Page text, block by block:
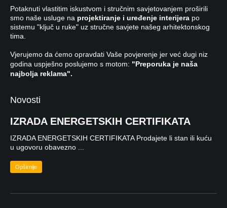
Potaknuti vlastitim iskustvom i stručnim savjetovanjem proširili
smo naše usluge na projektiranje i uređenje interijera po
sistemu "ključ u ruke" uz stručne savjete našeg arhitektonskog
tima.
Vjerujemo da ćemo opravdati Vaše povjerenje jer već dugi niz
godina uspješno poslujemo s motom: "Preporuka je naša
najbolja reklama".
Novosti
IZRADA ENERGETSKIH CERTIFIKATA
IZRADA ENERGETSKIH CERTIFIKATA Prodajete li stan ili kuću
u ugovoru obavezno ...
Opširnije